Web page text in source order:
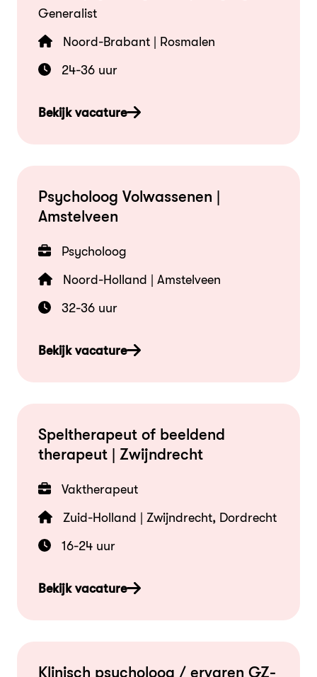
Generalist
Noord-Brabant | Rosmalen
24-36 uur
Bekijk vacature
Psycholoog Volwassenen |
Amstelveen
Psycholoog
Noord-Holland | Amstelveen
32-36 uur
Bekijk vacature
Speltherapeut of beeldend
therapeut | Zwijndrecht
Vaktherapeut
Zuid-Holland | Zwijndrecht, Dordrecht
16-24 uur
Bekijk vacature
Klinisch psycholoog / ervaren GZ-